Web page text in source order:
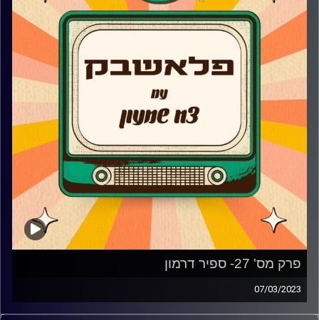
קרדיט תמונות:AudioVersity
פרק מס' 27- ספיר דרמון
07/03/2023
צח שמעון מארח את ספיר דרמון!